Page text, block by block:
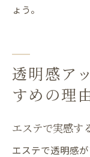
ょう。
透明感ア
すめの理
エステで実感す
エステで透明感